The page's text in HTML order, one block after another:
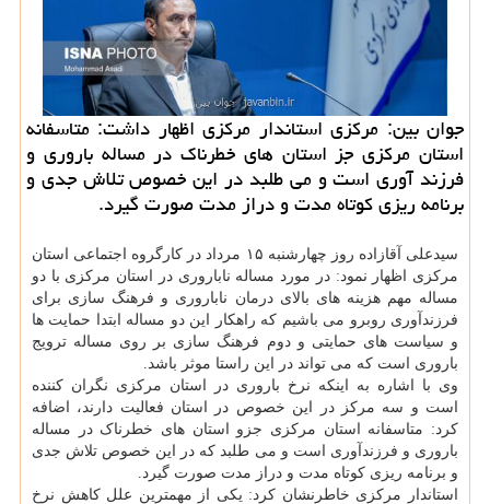
جوان بین: مركزی استاندار مركزی اظهار داشت: متاسفانه
استان مركزی جز استان های خطرناك در مساله باروری و
فرزند آوری است و می طلبد در این خصوص تلاش جدی و
برنامه ریزی كوتاه مدت و دراز مدت صورت گیرد.
سیدعلی آقازاده روز چهارشنبه ۱۵ مرداد در کارگروه اجتماعی استان
مرکزی اظهار نمود: در مورد مساله ناباروری در استان مرکزی با دو
مساله مهم هزینه های بالای درمان ناباروری و فرهنگ سازی برای
فرزندآوری روبرو می باشیم که راهکار این دو مساله ابتدا حمایت ها
و سیاست های حمایتی و دوم فرهنگ سازی بر روی مساله ترویج
باروری است که می تواند در این راستا موثر باشد.
وی با اشاره به اینکه نرخ باروری در استان مرکزی نگران کننده
است و سه مرکز در این خصوص در استان فعالیت دارند، اضافه
کرد: متاسفانه استان مرکزی جزو استان های خطرناک در مساله
باروری و فرزندآوری است و می طلبد که در این خصوص تلاش جدی
و برنامه ریزی کوتاه مدت و دراز مدت صورت گیرد.
استاندار مرکزی خاطرنشان کرد: یکی از مهمترین علل کاهش نرخ